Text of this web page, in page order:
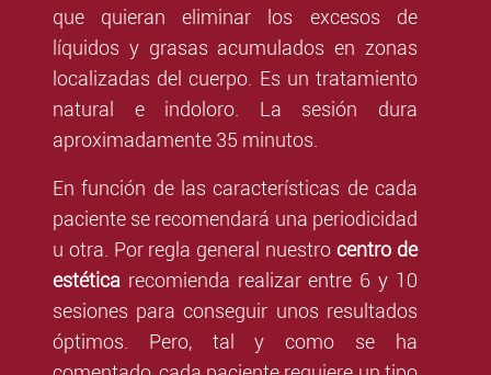
que quieran eliminar los excesos de
líquidos y grasas acumulados en zonas
localizadas del cuerpo. Es un tratamiento
natural e indoloro.
La sesión dura
aproximadamente 35 minutos
En función de las características de cada
paciente se recomendará una periodicidad
u otra. Por regla general nuestro centro de
estética recomienda realizar entre 6 y 10
sesiones para conseguir unos resultados
óptimos. Pero, tal y como se ha